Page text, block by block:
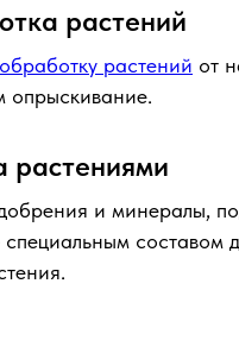
растений
обработку растений от
опрыскивание.
растениями
и минералы,
специальным составом